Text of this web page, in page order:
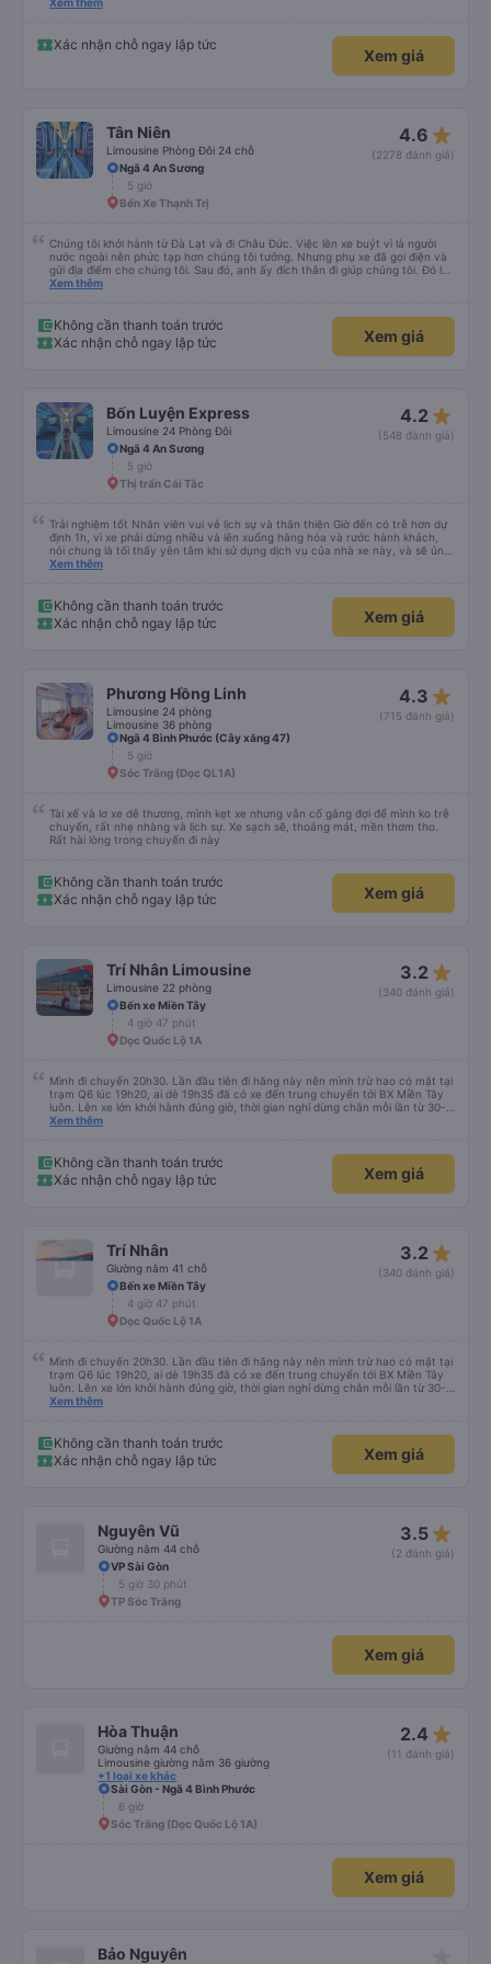
Xác nhận chỗ ngay lập tức
Xem giá
Tân Niên
Limousine Phòng Đôi 24 chỗ
4.6 star_rate
(2278 đánh giá)
Ngã 4 An Sương
5 giờ
Bến Xe Thạnh Trị
Chúng tôi khởi hành từ Đà Lạt và đi Châu Đức. Việc lên xe buýt vì là người
nước ngoài nên phức tạp hơn chúng tôi tưởng. Nhưng phụ xe đã gọi điện và
gửi địa điểm cho chúng tôi. Sau đó, anh ấy đích thân đi giúp chúng tôi. Đó là
lần đầu tiên đi xe giường nằm với hai đứa trẻ nhỏ khá thú vị. Chúng tôi không
điểm dừng, họ đánh thức chúng tôi dậy và đảm bảo chúng tôi đã sẵn sàng.
Nhìn chung, đó là một trải nghiệm tốt. Mỗi giường đều có gối và chăn, và đủ
chỗ cho 1 người lớn và 1 trẻ em nằm thoải mái.
Xem thêm
Không cần thanh toán trước
Xác nhận chỗ ngay lập tức
Xem giá
Bốn Luyện Express
Limousine 24 Phòng Đôi
4.2 star_rate
(548 đánh giá)
Ngã 4 An Sương
5 giờ
Thị trấn Cái Tắc
Trải nghiệm tốt Nhân viên vui vẻ lịch sự và thân thiện Giờ đến có trễ hơn dự
định 1h, vì xe phải dừng nhiều và lên xuống hàng hóa và rước hành khách,
nói chung là tối thấy yên tâm khi sử dụng dịch vụ của nhà xe này, và sẽ ủng
hộ và giới thiệu cho người thân sử dụng dịch vụ của nhà xe này
Xem thêm
Không cần thanh toán trước
Xác nhận chỗ ngay lập tức
Xem giá
Phương Hồng Linh
Limousine 24 phòng
Limousine 36 phòng
4.3 star_rate
(715 đánh giá)
Ngã 4 Bình Phước (Cây xăng 47)
5 giờ
Sóc Trăng (Dọc QL1A)
Tài xế và lơ xe dễ thương, mình kẹt xe nhưng vẫn cố gắng đợi để mình ko trễ
chuyến, rất nhẹ nhàng và lịch sự. Xe sạch sẽ, thoáng mát, mền thơm tho.
Rất hài lòng trong chuyến đi này
Không cần thanh toán trước
Xác nhận chỗ ngay lập tức
Xem giá
Trí Nhân Limousine
Limousine 22 phòng
3.2 star_rate
(340 đánh giá)
Bến xe Miền Tây
4 giờ 47 phút
Dọc Quốc Lộ 1A
Mình đi chuyến 20h30. Lần đầu tiên đi hãng này nên mình trừ hao có mặt tại
trạm Q6 lúc 19h20, ai dè 19h35 đã có xe đến trung chuyển tới BX Miền Tây
luôn. Lên xe lớn khởi hành đúng giờ, thời gian nghỉ dừng chân mỗi lần từ 30-
45 phút. Đến trạm Giá Rai thì có xe trung chuyển chờ sẵn chở đến nơi.
Xem thêm
Không cần thanh toán trước
Xác nhận chỗ ngay lập tức
Xem giá
Trí Nhân
Giường nằm 41 chỗ
3.2 star_rate
(340 đánh giá)
Bến xe Miền Tây
4 giờ 47 phút
Dọc Quốc Lộ 1A
Mình đi chuyến 20h30. Lần đầu tiên đi hãng này nên mình trừ hao có mặt tại
trạm Q6 lúc 19h20, ai dè 19h35 đã có xe đến trung chuyển tới BX Miền Tây
luôn. Lên xe lớn khởi hành đúng giờ, thời gian nghỉ dừng chân mỗi lần từ 30-
45 phút. Đến trạm Giá Rai thì có xe trung chuyển chờ sẵn chở đến nơi.
Xem thêm
Không cần thanh toán trước
Xác nhận chỗ ngay lập tức
Xem giá
Nguyên Vũ
Giường nằm 44 chỗ
3.5 star_rate
(2 đánh giá)
VP Sài Gòn
5 giờ 30 phút
TP Sóc Trăng
Xem giá
Hòa Thuận
Giường nằm 44 chỗ
Limousine giường nằm 36 giường
+1 loại xe khác
2.4 star_rate
(11 đánh giá)
Sài Gòn - Ngã 4 Bình Phước
6 giờ
Sóc Trăng (Dọc Quốc Lộ 1A)
Xem giá
Bảo Nguyên